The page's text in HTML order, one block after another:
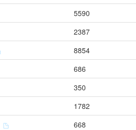
5590
2387
8854
686
350
1782
668